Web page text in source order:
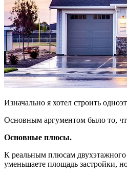
Изначально я хотел строить
Основным аргументом было то,
Основные плюсы.
К реальным плюсам двухэтажного
уменьшаете площадь застройки,